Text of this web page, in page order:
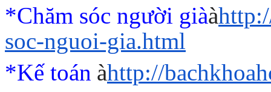
*Chăm sóc người giàà
soc-nguoi-gia.html
*Kế toán àhttp://